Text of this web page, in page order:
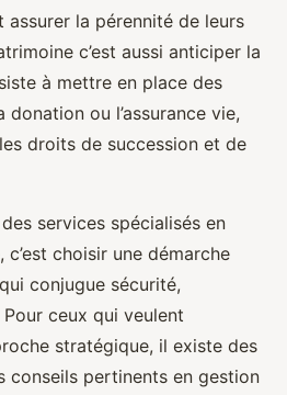
assurer la pérennité de leurs
c’est aussi anticiper la
à mettre en place des
ou l’assurance vie,
droits de succession et de
services spécialisés en
choisir une démarche
conjugue sécurité,
ceux qui veulent
stratégique, il existe des
conseils pertinents en gestion